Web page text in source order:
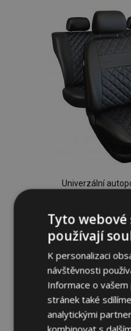
Univerzální
1
Přidat
Tyto
používají
K personalizaci
návštěvnosti
Informace o vašem
stránek také
analytickými